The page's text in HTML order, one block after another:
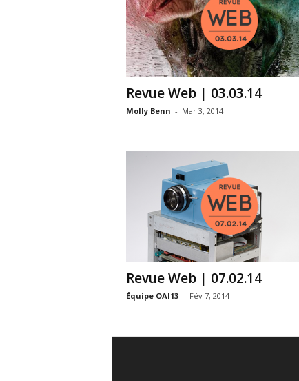
Revue Web | 03.03.14
Molly Benn - Mar 3, 2014
Revue Web | 07.02.14
Équipe OAI13 - Fév 7, 2014